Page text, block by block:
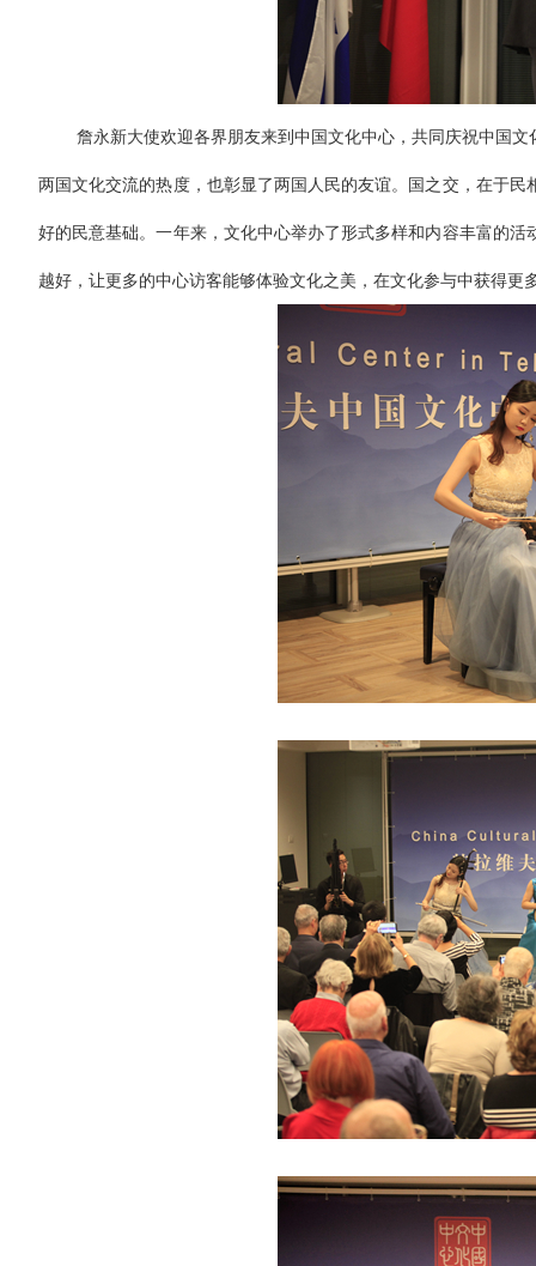
詹永新大使欢迎各界朋友来到中国文化中心，共同庆祝中国文
两国文化交流的热度，也彰显了两国人民的友谊。国之交，在于
好的民意基础。一年来，文化中心举办了形式多样和内容丰富的
越好，让更多的中心访客能够体验文化之美，在文化参与中获得更